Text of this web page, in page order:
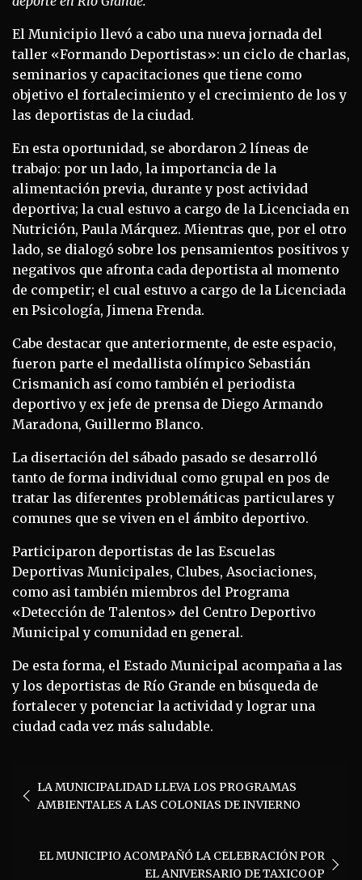
El Municipio llevó a cabo una nueva jornada del
taller «Formando Deportistas»: un ciclo de charlas,
seminarios y capacitaciones que tiene como
objetivo el fortalecimiento y el crecimiento de los y
las deportistas de la ciudad.
En esta oportunidad, se abordaron 2 líneas de
trabajo: por un lado, la importancia de la
alimentación previa, durante y post actividad
deportiva; la cual estuvo a cargo de la Licenciada en
Nutrición, Paula Márquez. Mientras que, por el otro
lado, se dialogó sobre los pensamientos positivos y
negativos que afronta cada deportista al momento
de competir; el cual estuvo a cargo de la Licenciada
en Psicología, Jimena Frenda.
Cabe destacar que anteriormente, de este espacio,
fueron parte el medallista olímpico Sebastián
Crismanich así como también el periodista
deportivo y ex jefe de prensa de Diego Armando
Maradona, Guillermo Blanco.
La disertación del sábado pasado se desarrolló
tanto de forma individual como grupal en pos de
tratar las diferentes problemáticas particulares y
comunes que se viven en el ámbito deportivo.
Participaron deportistas de las Escuelas
Deportivas Municipales, Clubes, Asociaciones,
como asi también miembros del Programa
«Detección de Talentos» del Centro Deportivo
Municipal y comunidad en general.
De esta forma, el Estado Municipal acompaña a las
y los deportistas de Río Grande en búsqueda de
fortalecer y potenciar la actividad y lograr una
ciudad cada vez más saludable.
de LA MUNICIPALIDAD LLEVA LOS PROGRAMAS
AMBIENTALES A LAS COLONIAS DE INVIERNO
EL MUNICIPIO ACOMPAÑÓ LA CELEBRACIÓN POR
EL ANIVERSARIO DE TAXICOOP